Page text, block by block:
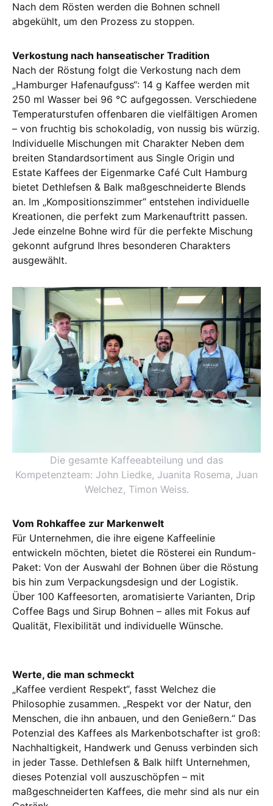
Nach dem Rösten werden die Bohnen schnell
abgekühlt, um den Prozess zu stoppen.
Verkostung nach hanseatischer Tradition
Nach der Röstung folgt die Verkostung nach dem
„Hamburger Hafenaufguss“: 14 g Kaffee werden mit
250 ml Wasser bei 96 °C aufgegossen. Verschiedene
Temperaturstufen offenbaren die vielfältigen Aromen
– von fruchtig bis schokoladig, von nussig bis würzig.
Individuelle Mischungen mit Charakter Neben dem
breiten Standardsortiment aus Single Origin und
Estate Kaffees der Eigenmarke Café Cult Hamburg
bietet Dethlefsen & Balk maßgeschneiderte Blends
an. Im „Kompositionszimmer“ entstehen individuelle
Kreationen, die perfekt zum Markenauftritt passen.
Jede einzelne Bohne wird für die perfekte Mischung
gekonnt aufgrund Ihres besonderen Charakters
ausgewählt.
Die gesamte Kaffeeabteilung und das
Kompetenzteam: John Liedke, Juanita Rosema, Juan
Welchez, Timon Weiss.
Vom Rohkaffee zur Markenwelt
Für Unternehmen, die ihre eigene Kaffeelinie
entwickeln möchten, bietet die Rösterei ein Rundum-
Paket: Von der Auswahl der Bohnen über die Röstung
bis hin zum Verpackungsdesign und der Logistik.
Über 100 Kaffeesorten, aromatisierte Varianten, Drip
Coffee Bags und Sirup Bohnen – alles mit Fokus auf
Qualität, Flexibilität und individuelle Wünsche.
Werte, die man schmeckt
„Kaffee verdient Respekt“, fasst Welchez die
Philosophie zusammen. „Respekt vor der Natur, den
Menschen, die ihn anbauen, und den Genießern.“ Das
Potenzial des Kaffees als Markenbotschafter ist groß:
Nachhaltigkeit, Handwerk und Genuss verbinden sich
in jeder Tasse. Dethlefsen & Balk hilft Unternehmen,
dieses Potenzial voll auszuschöpfen – mit
maßgeschneiderten Kaffees, die mehr sind als nur ein